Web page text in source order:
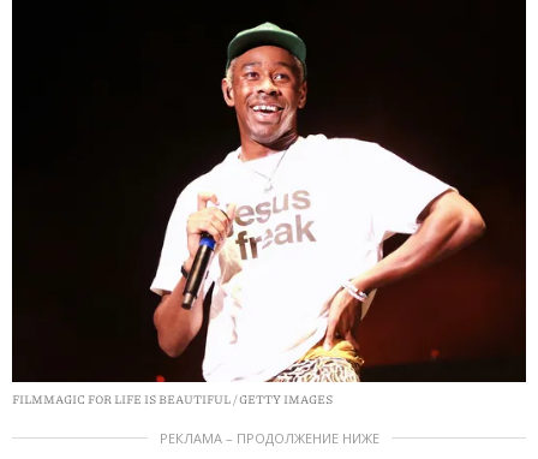
FILMMAGIC FOR LIFE IS BEAUTIFUL / GETTY IMAGES
РЕКЛАМА – ПРОДОЛЖЕНИЕ НИЖЕ